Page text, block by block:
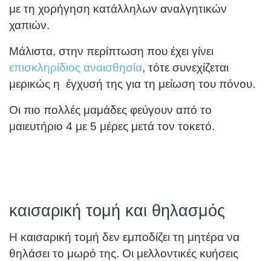
με τη χορήγηση κατάλληλων αναλγητικών
χαπιών.
Μάλιστα, στην περίπτωση που έχει γίνει
επισκληρίδιος αναισθησία, τότε συνεχίζεται
μερικώς η έγχυσή της για τη μείωση του πόνου.
Οι πιο πολλές μαμάδες φεύγουν από το
μαιευτήριο 4 με 5 μέρες μετά τον τοκετό.
καισαρική τομή και θηλασμός
Η καισαρική τομή δεν εμποδίζει τη μητέρα να
θηλάσει το μωρό της. Οι μελλοντικές κυήσεις